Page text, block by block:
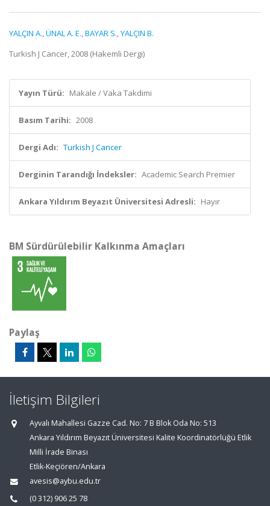
YALÇIN A.,ÜNAL A. E.,BAYAR S.,YALÇIN B.
Turkish J Cancer, 2008 (Hakemli Dergi)
Yayın Türü: Makale / Vaka Takdimi
Basım Tarihi: 2008
Dergi Adı: Turkish J Cancer
Derginin Tarandığı İndeksler: Academic Search Premier
Ankara Yıldırım Beyazıt Üniversitesi Adresli: Hayır
BM Sürdürülebilir Kalkınma Amaçları
Paylaş
İletişim Bilgileri
Ayvalı Mahallesi Gazze Cad. No: 7 B Blok Oda No: 513
Ankara Yıldırım Beyazıt Üniversitesi Kalite Koordinatörlüğü Etlik
Milli İrade Binası
Etlik-Keçiören/Ankara
avesis@aybu.edu.tr
(0 312) 906 25 78